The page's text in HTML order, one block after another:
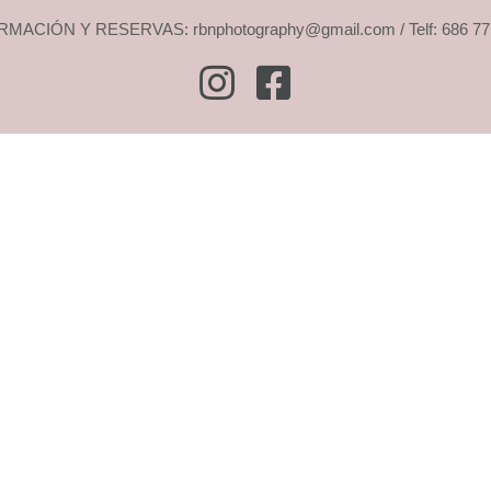
Y RESERVAS: rbnphotography@gmail.com / Telf: 686
Instagram